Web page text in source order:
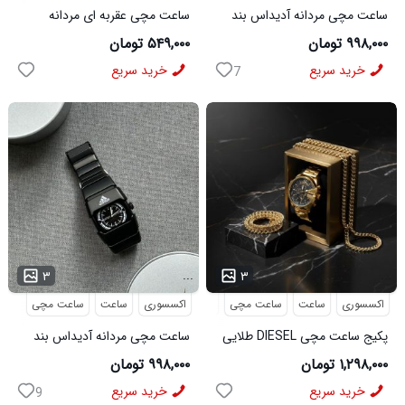
ساعت مچی عقربه ای مردانه
Positif مدل 50226
۵۴۹,۰۰۰ تومان
خرید سریع
ساعت مچی مردانه آدیداس بند
استیل فنری لوکس نقره ای
۹۹۸,۰۰۰ تومان
خرید سریع 7
۳ ...
اکسسوری ساعت ساعت مچی
ساعت مچی مردانه آدیداس بند
استیل فنری لوکس مشکی
۹۹۸,۰۰۰ تومان
خرید سریع 9
۳
اکسسوری ساعت ساعت مچی نیم ست
پکیج ساعت مچی DIESEL طلایی
طلایی مدل Zoris
۱,۲۹۸,۰۰۰ تومان
خرید سریع